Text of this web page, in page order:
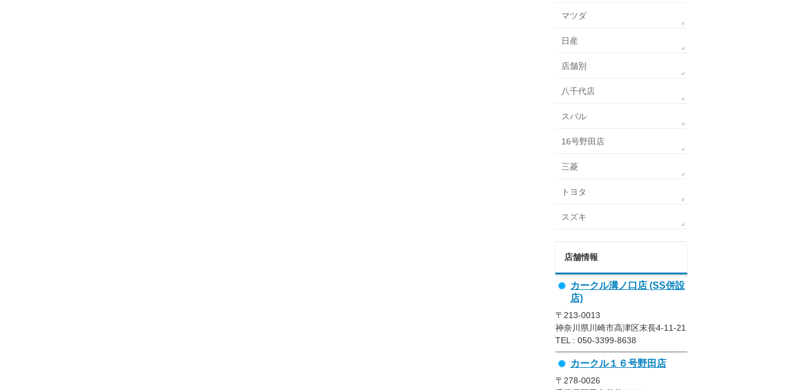
マツダ
日産
店舗別
八千代店
スバル
16号野田店
三菱
トヨタ
スズキ
店舗情報
カークル溝ノ口店 (SS併設
店)
〒213-0013
神奈川県川崎市高津区末長4-11-21
TEL : 050-3399-8638
カークル１６号野田店
〒278-0026